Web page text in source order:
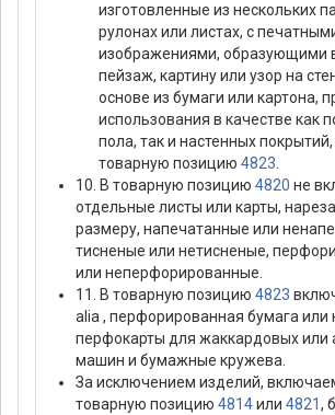
изготовленные из нескольких
рулонах или листах, с
изображениями, образующими
пейзаж, картину или узор на
основе из бумаги или картона,
использования в качестве как
пола, так и настенных
товарную позицию 4823
10. В товарную позицию 4820 не
отдельные листы или карты,
размеру, напечатанные или
тисненые или нетисненые,
или неперфорированные.
11. В товарную позицию 4823
alia , перфорированная бумага или
перфокарты для жаккардовых или
машин и бумажные кружева.
За исключением изделий,
товарную позицию 4814или 4821,